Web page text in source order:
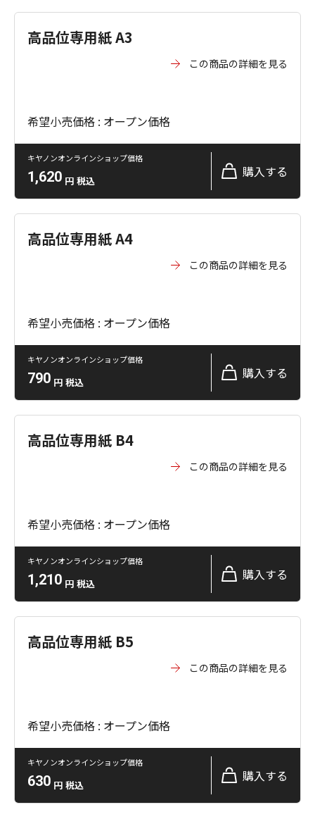
高品位専用紙 A3
この商品の詳細を見る
希望小売価格 : オープン価格
キヤノンオンラインショップ価格
1,620 円 税込
購入する
高品位専用紙 A4
この商品の詳細を見る
希望小売価格 : オープン価格
キヤノンオンラインショップ価格
790 円 税込
購入する
高品位専用紙 B4
この商品の詳細を見る
希望小売価格 : オープン価格
キヤノンオンラインショップ価格
1,210 円 税込
購入する
高品位専用紙 B5
この商品の詳細を見る
希望小売価格 : オープン価格
キヤノンオンラインショップ価格
630 円 税込
購入する